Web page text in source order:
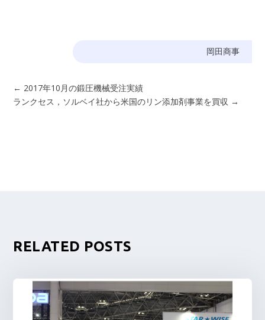
岡田商事
← 2017年10月の鍛圧機械受注実績
ランクセス，ソルベイ社から米国のリン添加剤事業を買収 →
RELATED POSTS